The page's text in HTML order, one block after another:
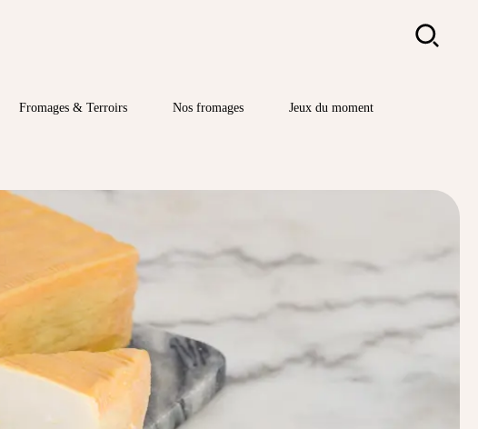
Rechercher
Fromages & Terroirs Nos fromages Jeux du moment